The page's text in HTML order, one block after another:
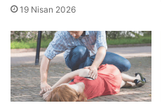
19 Nisan 2026